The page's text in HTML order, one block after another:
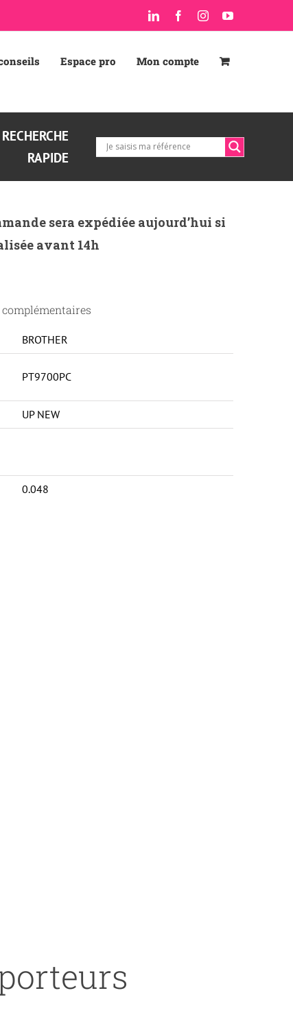
LinkedInFacebookInstagramYouTube
Espace pro Mon compte
RECHERCHE
RAPIDE
sera expédiée aujourd’hui si
avant 14h
BROTHER
PT9700PC
UP NEW
0.048